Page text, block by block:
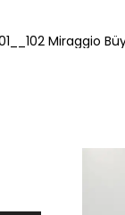
Miraggio